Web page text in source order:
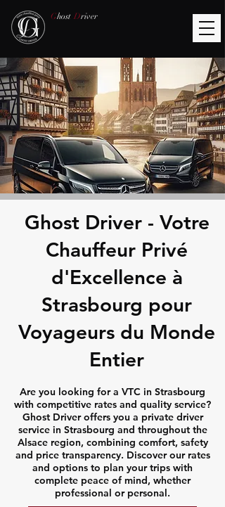
Ghost Driver
Ghost Driver - Votre
Chauffeur Privé
d'Excellence à
Strasbourg pour
Voyageurs du Monde
Entier
Are you looking for a VTC in Strasbourg
with competitive rates and quality service?
Ghost Driver offers you a private driver
service in Strasbourg and throughout the
Alsace region, combining comfort, safety
and price transparency. Discover our rates
and options to plan your trips with
complete peace of mind, whether
professional or personal.